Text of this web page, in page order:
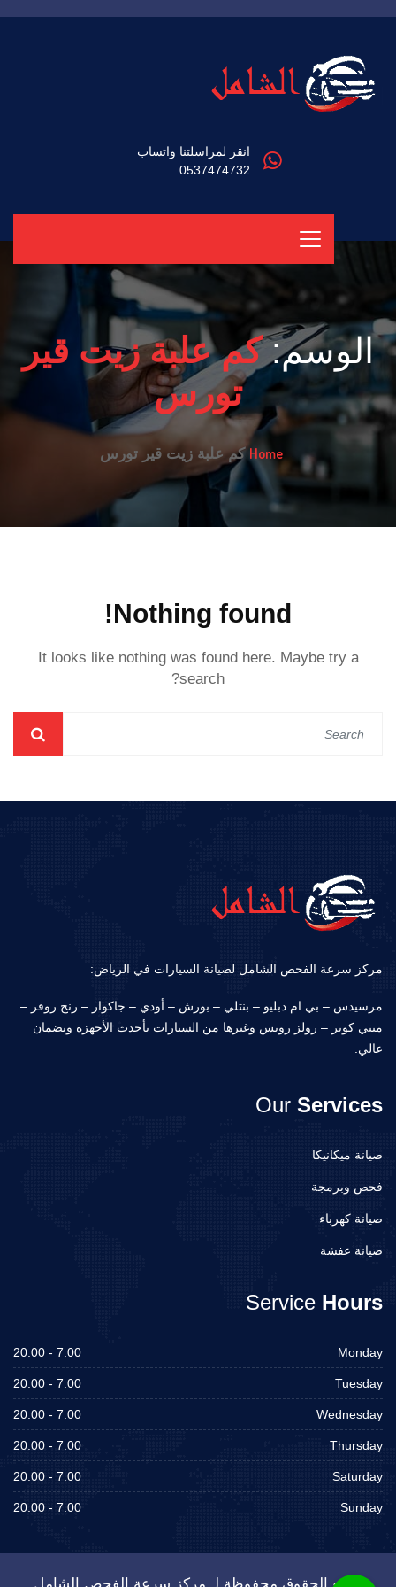
انقر لمراسلتنا واتساب
0537474732
الوسم:كم علبة زيت قير
تورس
Homeكم علبة زيت قير تورس
Nothing found!
It looks like nothing was found here. Maybe try a
search?
مركز سرعة الفحص الشامل لصيانة السيارات في الرياض:
مرسيدس – بي ام دبليو – بنتلي – بورش – أودي – جاكوار – رنج روفر –
ميني كوبر – رولز رويس وغيرها من السيارات بأحدث الأجهزة وبضمان
عالي.
Our Services
صيانة ميكانيكا
فحص وبرمجة
صيانة كهرباء
صيانة عفشة
Service Hours
Monday
7.00 - 20:00
Tuesday
7.00 - 20:00
Wednesday
7.00 - 20:00
Thursday
7.00 - 20:00
Saturday
7.00 - 20:00
Sunday
7.00 - 20:00